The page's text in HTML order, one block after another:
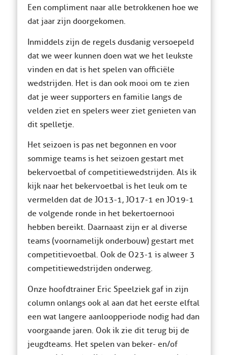
Een compliment naar alle betrokkenen hoe we
dat jaar zijn doorgekomen.
Inmiddels zijn de regels dusdanig versoepeld
dat we weer kunnen doen wat we het leukste
vinden en dat is het spelen van officiële
wedstrijden. Het is dan ook mooi om te zien
dat je weer supporters en familie langs de
velden ziet en spelers weer ziet genieten van
dit spelletje.
Het seizoen is pas net begonnen en voor
sommige teams is het seizoen gestart met
bekervoetbal of competitiewedstrijden. Als ik
kijk naar het bekervoetbal is het leuk om te
vermelden dat de JO13-1, JO17-1 en JO19-1
de volgende ronde in het bekertoernooi
hebben bereikt. Daarnaast zijn er al diverse
teams (voornamelijk onderbouw) gestart met
competitievoetbal. Ook de O23-1 is alweer 3
competitiewedstrijden onderweg.
Onze hoofdtrainer Eric Speelziek gaf in zijn
column onlangs ook al aan dat het eerste elftal
een wat langere aanloopperiode nodig had dan
voorgaande jaren. Ook ik zie dit terug bij de
jeugdteams. Het spelen van beker- en/of